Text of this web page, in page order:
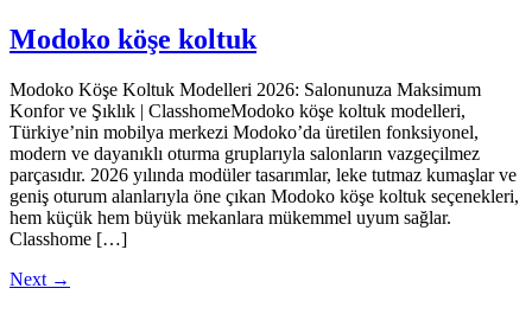
Modoko köşe koltuk
Modoko Köşe Koltuk Modelleri 2026: Salonunuza Maksimum
Konfor ve Şıklık | ClasshomeModoko köşe koltuk modelleri,
Türkiye’nin mobilya merkezi Modoko’da üretilen fonksiyonel,
modern ve dayanıklı oturma gruplarıyla salonların vazgeçilmez
parçasıdır. 2026 yılında modüler tasarımlar, leke tutmaz kumaşlar ve
geniş oturum alanlarıyla öne çıkan Modoko köşe koltuk seçenekleri,
hem küçük hem büyük mekanlara mükemmel uyum sağlar.
Classhome […]
Next →